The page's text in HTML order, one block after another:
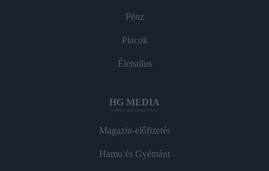
Pénz
Piacok
Életstílus
HG MEDIA
Magazin-előfizetés
Hamu és Gyémánt